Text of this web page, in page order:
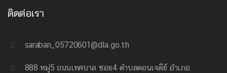
ติดต่อเรา
saraban_05720601@dla.go.th
888 หมู่5 ถนนเทศบาล ซอย4 ตำบลดอนเจดีย์ อำเภอ